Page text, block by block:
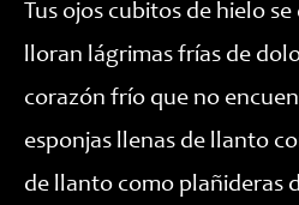
Tus ojos cubitos de hielo
lloran lágrimas frías de
corazón frío que no
esponjas llenas de llanto
de llanto como plañideras